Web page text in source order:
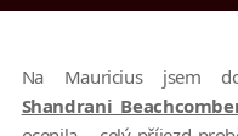
Na Mauricius jsem
Shandrani